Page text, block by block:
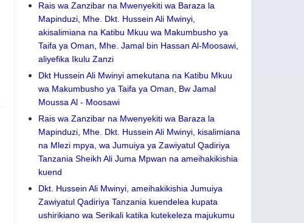
Rais wa Zanzibar na Mwenyekiti wa Baraza la
Mapinduzi, Mhe. Dkt. Hussein Ali Mwinyi,
akisalimiana na Katibu Mkuu wa Makumbusho ya
Taifa ya Oman, Mhe. Jamal bin Hassan Al-Moosawi,
aliyefika Ikulu Zanzi
Dkt Hussein Ali Mwinyi amekutana na Katibu Mkuu
wa Makumbusho ya Taifa ya Oman, Bw Jamal
Moussa Al - Moosawi
Rais wa Zanzibar na Mwenyekiti wa Baraza la
Mapinduzi, Mhe. Dkt. Hussein Ali Mwinyi, kisalimiana
na Mlezi mpya, wa Jumuiya ya Zawiyatul Qadiriya
Tanzania Sheikh Ali Juma Mpwan na ameihakikishia
kuend
Dkt. Hussein Ali Mwinyi, ameihakikishia Jumuiya
Zawiyatul Qadiriya Tanzania kuendelea kupata
ushirikiano wa Serikali katika kutekeleza majukumu